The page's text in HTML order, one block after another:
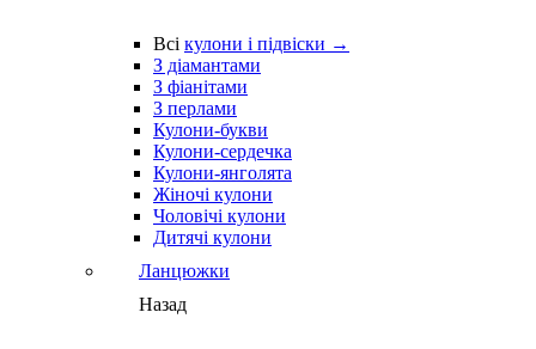
Всі кулони і підвіски →
З діамантами
З фіанітами
З перлами
Кулони-букви
Кулони-сердечка
Кулони-янголята
Жіночі кулони
Чоловічі кулони
Дитячі кулони
Ланцюжки
Назад